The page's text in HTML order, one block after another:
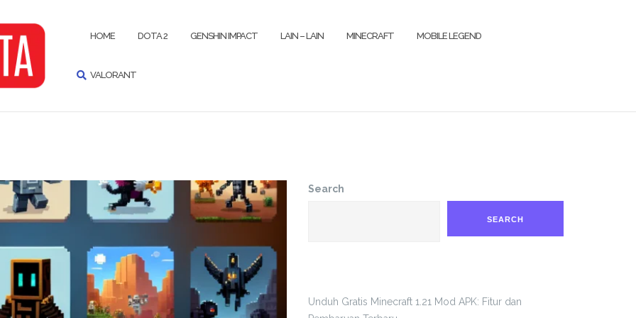
HOME DOTA 2 GENSHIN IMPACT LAIN – LAIN MINECRAFT MOBILE LEGEND
VALORANT
Search
SEARCH
Unduh Gratis Minecraft 1.21 Mod APK: Fitur dan